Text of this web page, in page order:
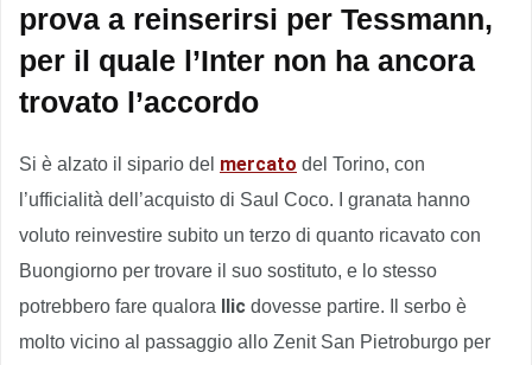
prova a reinserirsi per Tessmann,
per il quale l’Inter non ha ancora
trovato l’accordo
Si è alzato il sipario del mercato del Torino, con
l’ufficialità dell’acquisto di Saul Coco. I granata hanno
voluto reinvestire subito un terzo di quanto ricavato con
Buongiorno per trovare il suo sostituto, e lo stesso
potrebbero fare qualora Ilic dovesse partire. Il serbo è
molto vicino al passaggio allo Zenit San Pietroburgo per